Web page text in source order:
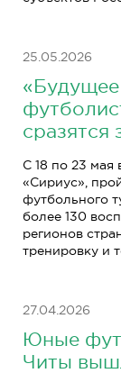
25.05.2026
сразятся
С 18 по 23 мая
«Сириус»,
футбольного
более 130
регионов
тренировку и
27.04.2026
Юные
Читы